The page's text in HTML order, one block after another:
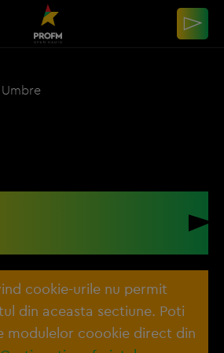
Umbre
cookie-urile nu permit
din aceasta sectiune. Poti
modulelor coookie direct din